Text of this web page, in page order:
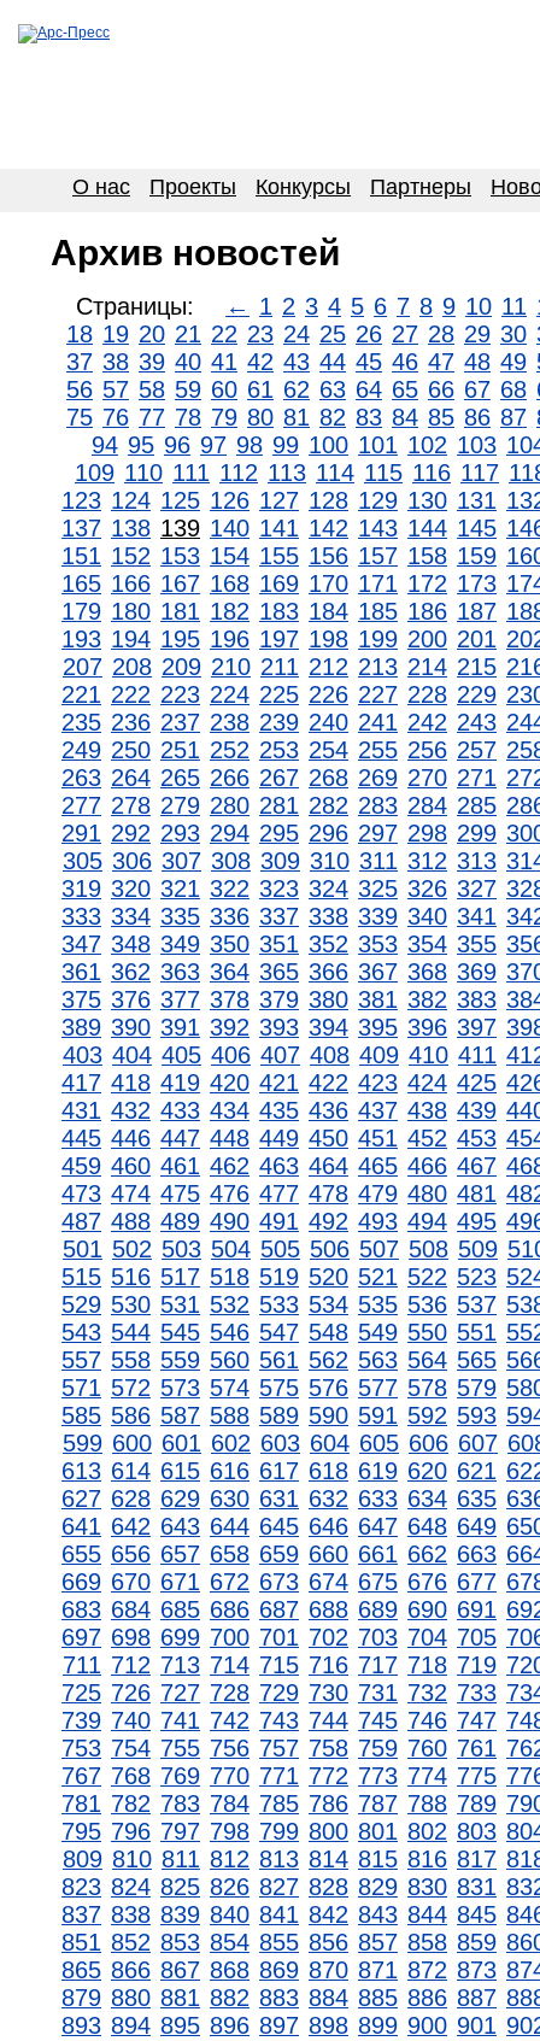
О нас Проекты Конкурсы Партнеры
Архив новостей
Страницы: ← 1 2 3 4 5 6 7 8 9 10 11
18 19 20 21 22 23 24 25 26 27 28 29 30
37 38 39 40 41 42 43 44 45 46 47 48 49
56 57 58 59 60 61 62 63 64 65 66 67 68
75 76 77 78 79 80 81 82 83 84 85 86 87
94 95 96 97 98 99 100 101 102 103
109 110 111 112 113 114 115 116 117
123 124 125 126 127 128 129 130 131
137 138 139 140 141 142 143 144 145
151 152 153 154 155 156 157 158 159
165 166 167 168 169 170 171 172 173
179 180 181 182 183 184 185 186 187
193 194 195 196 197 198 199 200 201
207 208 209 210 211 212 213 214 215
221 222 223 224 225 226 227 228 229
235 236 237 238 239 240 241 242 243
249 250 251 252 253 254 255 256 257
263 264 265 266 267 268 269 270 271
277 278 279 280 281 282 283 284 285
291 292 293 294 295 296 297 298 299
305 306 307 308 309 310 311 312 313
319 320 321 322 323 324 325 326 327
333 334 335 336 337 338 339 340 341
347 348 349 350 351 352 353 354 355
361 362 363 364 365 366 367 368 369
375 376 377 378 379 380 381 382 383
389 390 391 392 393 394 395 396 397
403 404 405 406 407 408 409 410 411
417 418 419 420 421 422 423 424 425
431 432 433 434 435 436 437 438 439
445 446 447 448 449 450 451 452 453
459 460 461 462 463 464 465 466 467
473 474 475 476 477 478 479 480 481
487 488 489 490 491 492 493 494 495
501 502 503 504 505 506 507 508 509
515 516 517 518 519 520 521 522 523
529 530 531 532 533 534 535 536 537
543 544 545 546 547 548 549 550 551
557 558 559 560 561 562 563 564 565
571 572 573 574 575 576 577 578 579
585 586 587 588 589 590 591 592 593
599 600 601 602 603 604 605 606 607
613 614 615 616 617 618 619 620 621
627 628 629 630 631 632 633 634 635
641 642 643 644 645 646 647 648 649
655 656 657 658 659 660 661 662 663
669 670 671 672 673 674 675 676 677
683 684 685 686 687 688 689 690 691
697 698 699 700 701 702 703 704 705
711 712 713 714 715 716 717 718 719
725 726 727 728 729 730 731 732 733
739 740 741 742 743 744 745 746 747
753 754 755 756 757 758 759 760 761
767 768 769 770 771 772 773 774 775
781 782 783 784 785 786 787 788 789
795 796 797 798 799 800 801 802 803
809 810 811 812 813 814 815 816 817
823 824 825 826 827 828 829 830 831
837 838 839 840 841 842 843 844 845
851 852 853 854 855 856 857 858 859
865 866 867 868 869 870 871 872 873
879 880 881 882 883 884 885 886 887
893 894 895 896 897 898 899 900 901